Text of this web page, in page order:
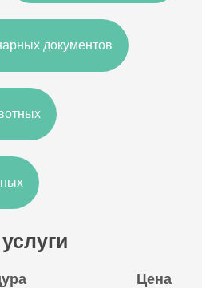
документов
Цена